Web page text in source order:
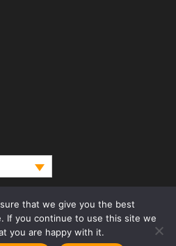
that we give you the best
If you continue to use this site we
you are happy with it.